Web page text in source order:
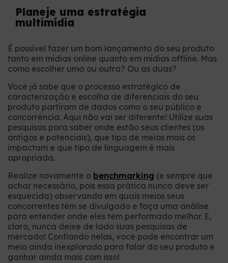
Planeje uma estratégia
multimídia
É possível fazer um bom lançamento do seu produto
tanto em mídias online quanto em mídias offline. Mas
como escolher uma ou outra? Ou as duas?
Você já sabe que o processo estratégico de
caracterização e escolha de diferenciais do seu
produto partiram de dados como o seu público e
concorrência. Aqui não vai ser diferente! Utilize suas
pesquisas para saber onde estão seus clientes (os
antigos e potenciais), que tipo de meios mais os
impactam e que tipo de linguagem é mais
apropriada.
Realize novamente o benchmarking (e sempre que
achar necessário, pois essa prática nunca deve ser
esquecida) observando em quais meios seus
concorrentes têm se divulgado e faça uma análise
para entender onde eles têm performado melhor. E,
claro, nunca deixe de lado suas pesquisas de
mercado! Confiando nelas, você pode encontrar um
meio ainda inexplorado para falar do seu produto e
ganhar ainda mais com isso!